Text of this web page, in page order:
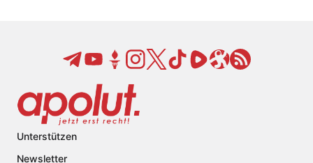
Unterstützen
Newsletter